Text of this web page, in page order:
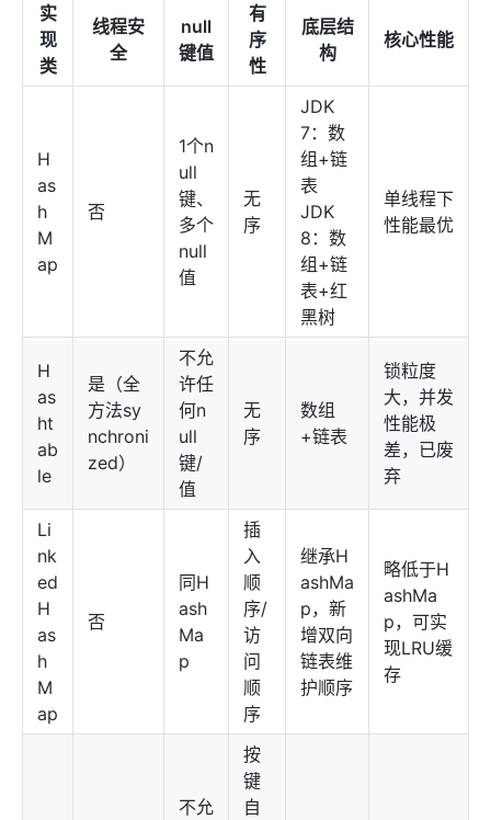
实
现
类
线程安
全
null
键值
有
序
性
底层结
构
核心性能
H
as
h
M
ap
否
1个n
ull
键、
多个
null
值
无
序
JDK
7：数
组+链
表
JDK
8：数
组+链
表+红
黑树
单线程下
性能最优
H
as
ht
ab
le
是（全
方法sy
nchroni
zed）
不允
许任
何n
ull
键/
值
无
序
数组
+链表
锁粒度
大，并发
性能极
差，已废
弃
Li
nk
ed
H
as
h
M
ap
否
同H
ash
Ma
p
插
入
顺
序/
访
问
顺
序
继承H
ashMa
p，新
增双向
链表维
护顺序
略低于H
ashMa
p，可实
现LRU缓
存
不允
按
键
自